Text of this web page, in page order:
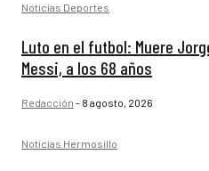
Noticias Deportes
Luto en el futbol: Muere
Messi, a los 68 años
Redacción - 8 agosto, 2026
Noticias Hermosillo